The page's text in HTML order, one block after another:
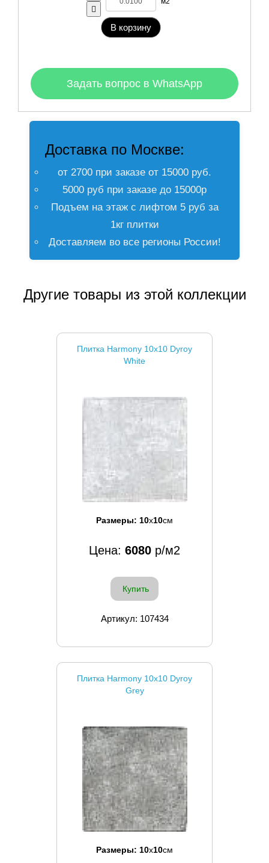
В корзину
Задать вопрос в WhatsApp
Доставка по Москве:
от 2700 при заказе от 15000 руб.
5000 руб при заказе до 15000р
Подъем на этаж с лифтом 5 руб за
1кг плитки
Доставляем во все регионы России!
Другие товары из этой коллекции
Плитка Harmony 10x10 Dyroy
White
Размеры: 10x10см
Цена: 6080 р/м2
Купить
Артикул: 107434
Плитка Harmony 10x10 Dyroy
Grey
Размеры: 10x10см